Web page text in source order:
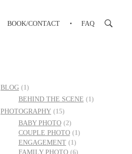
BOOK/CONTACT FAQ
BLOG (1)
BEHIND THE SCENE (1)
PHOTOGRAPHY (15)
BABY PHOTO(2)
COUPLE PHOTO(1)
ENGAGEMENT(1)
FAMILY PHOTO(6)